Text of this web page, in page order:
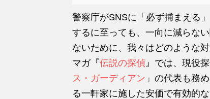
警察庁がSNSに「必ず捕まえる
するに至っても、一向に減らな
ないために、我々はどのような
マガ『伝説の探偵 』では、現役
ス・ガーディアン 」の代表も務
る一軒家に施した安価で有効的